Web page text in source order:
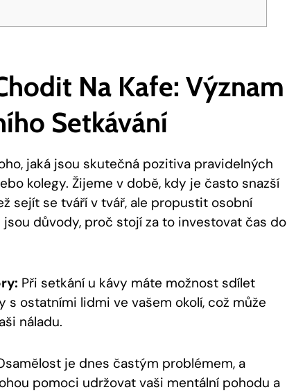
Na Kafe: Význam
Setkávání
jaká jsou skutečná pozitiva pravidelných
kolegy. Žijeme v době, kdy je často snazší
sejít se tváří v tvář, ale propustit osobní
důvody, proč stojí za to investovat čas do
Při setkání u kávy máte možnost sdílet
s ostatními lidmi ve vašem okolí, což může
náladu.
je dnes častým problémem, a
pomoci udržovat vaši mentální pohodu a